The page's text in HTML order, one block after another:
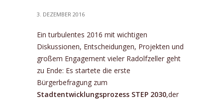
3. DEZEMBER 2016
Ein turbulentes 2016 mit wichtigen
Diskussionen, Entscheidungen, Projekten und
großem Engagement vieler Radolfzeller geht
zu Ende: Es startete die erste
Bürgerbefragung zum
Stadtentwicklungsprozess STEP 2030,der